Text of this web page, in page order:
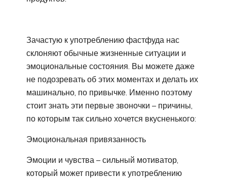
Зачастую к употреблению фастфуда нас
склоняют обычные жизненные ситуации и
эмоциональные состояния. Вы можете даже
не подозревать об этих моментах и делать их
машинально, по привычке. Именно поэтому
стоит знать эти первые звоночки – причины,
по которым так сильно хочется вкусненького:
Эмоциональная привязанность
Эмоции и чувства – сильный мотиватор,
который может привести к употреблению